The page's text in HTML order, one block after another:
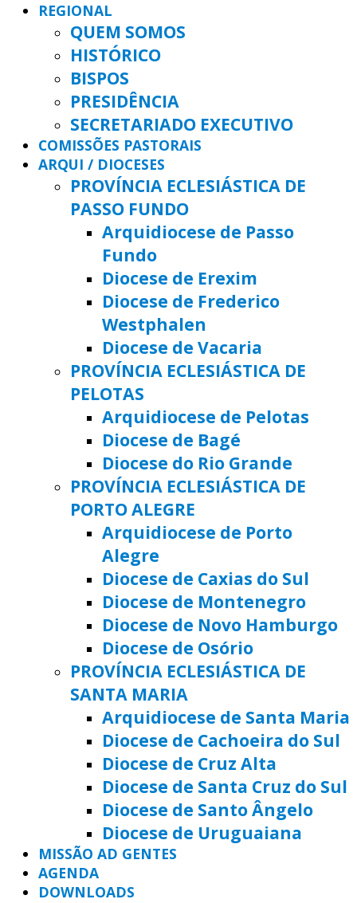
REGIONAL
QUEM SOMOS
HISTÓRICO
BISPOS
PRESIDÊNCIA
SECRETARIADO EXECUTIVO
COMISSÕES PASTORAIS
ARQUI / DIOCESES
PROVÍNCIA ECLESIÁSTICA DE
PASSO FUNDO
Arquidiocese de Passo
Fundo
Diocese de Erexim
Diocese de Frederico
Westphalen
Diocese de Vacaria
PROVÍNCIA ECLESIÁSTICA DE
PELOTAS
Arquidiocese de Pelotas
Diocese de Bagé
Diocese do Rio Grande
PROVÍNCIA ECLESIÁSTICA DE
PORTO ALEGRE
Arquidiocese de Porto
Alegre
Diocese de Caxias do Sul
Diocese de Montenegro
Diocese de Novo Hamburgo
Diocese de Osório
PROVÍNCIA ECLESIÁSTICA DE
SANTA MARIA
Arquidiocese de Santa Maria
Diocese de Cachoeira do Sul
Diocese de Cruz Alta
Diocese de Santa Cruz do Sul
Diocese de Santo Ângelo
Diocese de Uruguaiana
MISSÃO AD GENTES
AGENDA
DOWNLOADS